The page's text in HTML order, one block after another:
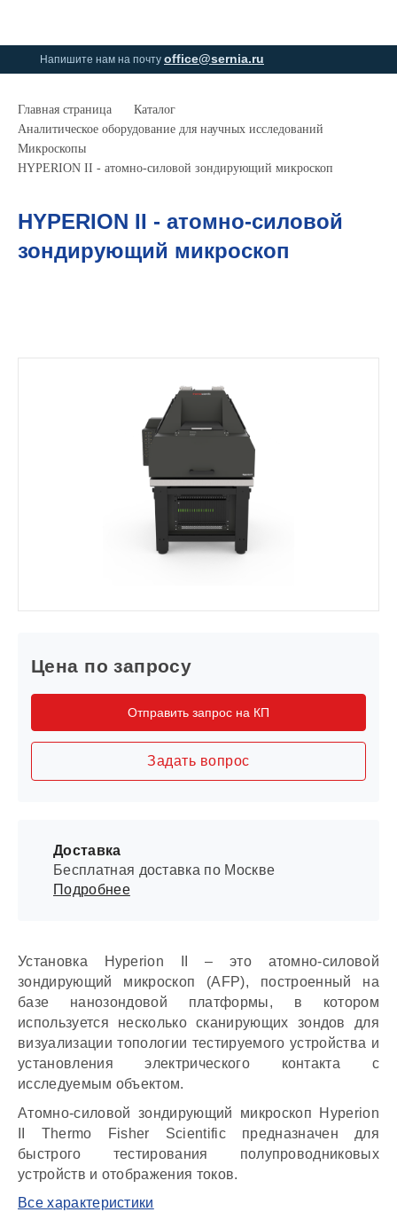
Напишите нам на почту office@sernia.ru
Главная страница
Каталог
Аналитическое оборудование для научных исследований
Микроскопы
HYPERION II - атомно-силовой зондирующий микроскоп
HYPERION II - атомно-силовой
зондирующий микроскоп
Установка Hyperion II – это атомно-силовой
зондирующий микроскоп (AFP), построенный на
базе нанозондовой платформы, в котором
используется несколько сканирующих зондов для
визуализации топологии тестируемого устройства и
установления электрического контакта с
исследуемым объектом.
Атомно-силовой зондирующий микроскоп Hyperion
II Thermo Fisher Scientific предназначен для
быстрого тестирования полупроводниковых
устройств и отображения токов.
Все характеристики
Цена по запросу
Отправить запрос на КП
Задать вопрос
Доставка
Бесплатная доставка по Москве
Подробнее